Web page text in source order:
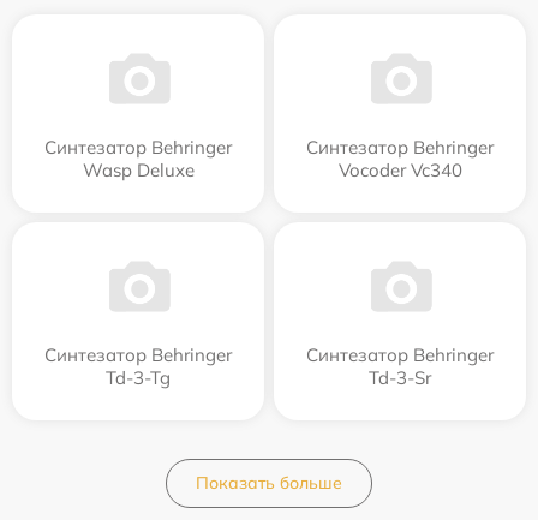
Синтезатор Behringer
Wasp Deluxe
Синтезатор Behringer
Vocoder Vc340
Синтезатор Behringer
Td-3-Tg
Синтезатор Behringer
Td-3-Sr
Показать больше